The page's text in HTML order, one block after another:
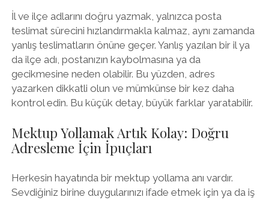
İl ve ilçe adlarını doğru yazmak, yalnızca posta
teslimat sürecini hızlandırmakla kalmaz, aynı zamanda
yanlış teslimatların önüne geçer. Yanlış yazılan bir il ya
da ilçe adı, postanızın kaybolmasına ya da
gecikmesine neden olabilir. Bu yüzden, adres
yazarken dikkatli olun ve mümkünse bir kez daha
kontrol edin. Bu küçük detay, büyük farklar yaratabilir.
Mektup Yollamak Artık Kolay: Doğru
Adresleme İçin İpuçları
Herkesin hayatında bir mektup yollama anı vardır.
Sevdiğiniz birine duygularınızı ifade etmek için ya da iş